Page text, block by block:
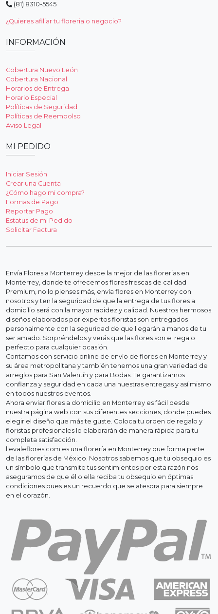
(81) 8310-5545
¿Quieres afiliar tu floreria o negocio?
INFORMACIÓN
Cobertura Nuevo León
Cobertura Nacional
Horarios de Entrega
Horario Especial
Políticas de Seguridad
Políticas de Reembolso
Aviso Legal
MI PEDIDO
Iniciar Sesión
Crear una Cuenta
¿Cómo hago mi compra?
Formas de Pago
Reportar Pago
Estatus de mi Pedido
Solicitar Factura
Envía Flores a Monterrey desde la mejor de las florerias en
Monterrey, donde te ofrecemos flores frescas de calidad
Premium, no lo pienses más, envía flores en Monterrey con
nosotros y ten la seguridad de que la entrega de tus flores a
domicilio será con la mayor rapidez y calidad. Nuestros hermosos
diseños elaborados por expertos floristas son entregados
personalmente con la seguridad de que llegarán a manos de tu
ser amado. Sorpréndelos y verás que las flores son el regalo
perfecto para cualquier ocasión.
Contamos con servicio online de envío de flores en Monterrey y
su área metropolitana y también tenemos una gran variedad de
arreglos para San Valentín y para Bodas. Te garantizamos
confianza y seguridad en cada una nuestras entregas y así mismo
en todos nuestros eventos.
Ahora enviar flores a domicilio en Monterrey es fácil desde
nuestra página web con sus diferentes secciones, donde puedes
elegir el diseño que más te guste. Coloca tu orden de regalo y
floristas profesionales lo elaborarán de manera rápida para tu
completa satisfacción.
llevaleflores.com es una florería en Monterrey que forma parte
de las florerías de México. Nosotros sabemos que tu obsequio es
un símbolo que transmite tus sentimientos por esta razón nos
aseguramos de que él o ella reciba tu obsequio en óptimas
condiciones pues es un recuerdo que se atesora para siempre
en el corazón.